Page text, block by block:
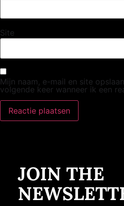
Site
Mijn naam, e-mail en site
volgende keer wanneer ik een
JOIN THE